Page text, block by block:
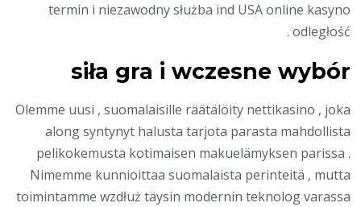
termin i niezawodny służba ind USA online kasyno
odległość .
siła gra i wczesne wybór
Olemme uusi , suomalaisille räätälöity nettikasino , joka
along syntynyt halusta tarjota parasta mahdollista
pelikokemusta kotimaisen makuelämyksen parissa .
Nimemme kunnioittaa suomalaista perinteitä , mutta
toimintamme wzdłuż täysin modernin teknolog varassa